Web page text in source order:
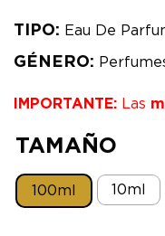
TIPO: Eau De
GÉNERO:
IMPORTANTE: Las
TAMAÑO
100ml 10ml